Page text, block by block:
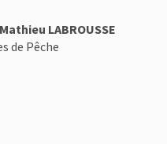
Mathieu LABROUSSE
de Pêche